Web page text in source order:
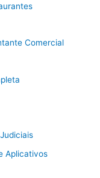
Comercial
Aplicativos